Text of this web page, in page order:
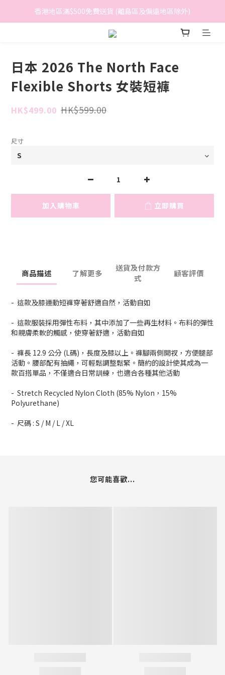
香港地區滿$500免費送貨 (離島區及偏遠地區除外)
香港地區滿$500免費送貨 (離島區及偏遠地區除外)
BreeziB 會員享有額外折扣及積分優惠
日本 2026 The North Face
Flexible Shorts 女裝短褲
HK$499.00 HK$599.00
尺寸
加入購物車 立即購買
商品描述 了解更多
送貨及付款方
式
顧客評價
- 這款及膝運動短褲穿著舒適自然，活動自如
- 這款服裝採用彈性布料，其中添加了一些再生材料。布料的彈性
和親膚柔軟的觸感，使穿著舒適，活動自如
- 褲長 12.9 公分 (L碼)，長度及膝以上。褲腳兩側開衩，方便腿部
活動。腰部配有抽繩，可輕鬆調整鬆緊。簡約的設計使其成為一
款百搭單品，不僅適合日常訓練，也適合各種其他活動
- Stretch Recycled Nylon Cloth (85% Nylon，15%
Polyurethane)
- 尺碼 : S / M / L / XL
您可能喜歡...